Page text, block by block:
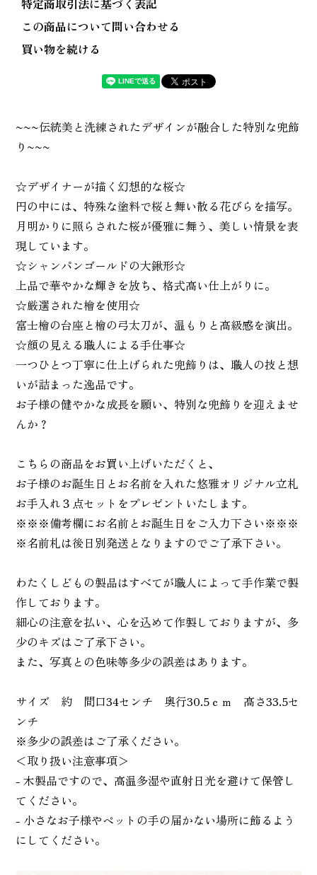
特定商取引法に基づく表記
この商品について問い合わせる
買い物を続ける
~~~伝統美と洗練されたデザインが融合した特別な兜飾
り~~~
☆デザイナーが描く幻想的な桜☆
円の中には、特殊な塗料で桜と舞い散る花びらを描写。
月明かりに照らされた桜が優雅に舞う、美しい情景を表
現しています。
☆シャンパンゴールドの大鍬形☆
上品で華やかな輝きを放ち、格式高い仕上がりに。
☆厳選された檜を使用☆
富士檜の台座と檜の弓太刀が、温もりと高級感を演出。
☆顔の見える職人による手仕事☆
一つひとつ丁寧に仕上げられた兜飾りは、職人の技と想
いが詰まった逸品です。
お子様の健やかな成長を願い、特別な兜飾りを迎えませ
んか？
こちらの商品をお買い上げいただくと、
お子様のお誕生日とお名前を入れた悠雅オリジナル立札
お手入れ３点セットをプレゼントいたします。
※※※備考欄にお名前とお誕生日をご入力下さい※※※
※名前札は後日別発送となりますのでご了承下さい。
わたくしどもの製品はすべてが職人によって手作業で製
作しております。
細心の注意を払い、心を込めて作製しておりますが、多
少のキズはご了承下さい。
また、写真との色味等多少の誤差はあります。
サイズ 約 間口34センチ 奥行30.5ｃｍ 高さ33.5セ
ンチ
※多少の誤差はご了承ください。
＜取り扱い注意事項＞
- 木製品ですので、高温多湿や直射日光を避けて保管し
てください。
- 小さなお子様やペットの手の届かない場所に飾るよう
にしてください。